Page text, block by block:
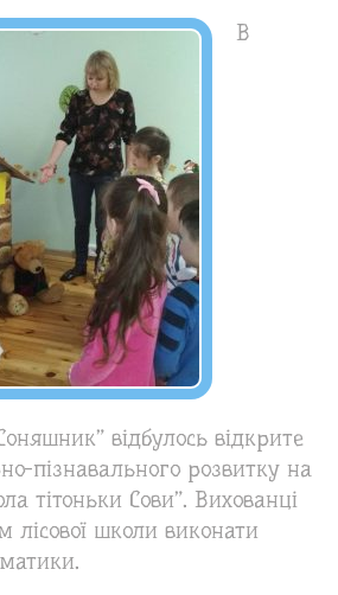
В
відбулось відкрите
пізнавального розвитку на
тітоньки Сови”. Вихованці
школи виконати